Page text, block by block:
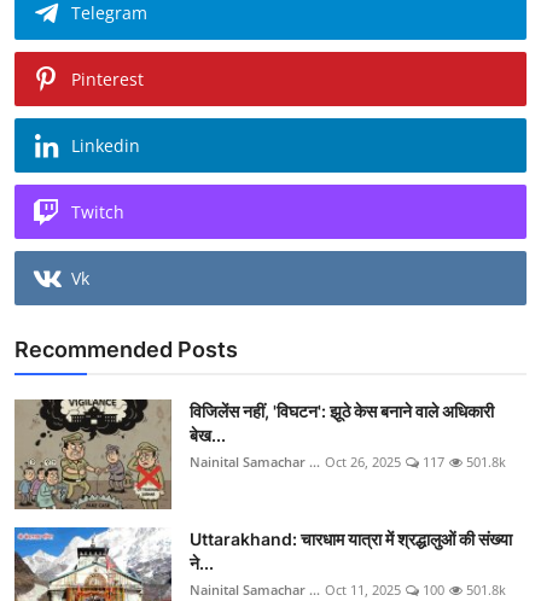
Telegram
Pinterest
Linkedin
Twitch
Vk
Recommended Posts
विजिलेंस नहीं, 'विघटन': झूठे केस बनाने वाले अधिकारी
बेख...
Nainital Samachar ... Oct 26, 2025 117 501.8k
Uttarakhand: चारधाम यात्रा में श्रद्धालुओं की संख्या
ने...
Nainital Samachar ... Oct 11, 2025 100 501.8k